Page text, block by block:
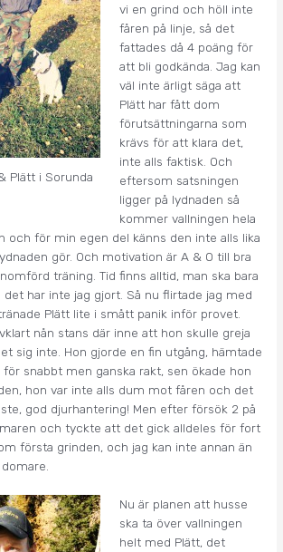
Plätt i Sorunda
vi en grind och höll inte
fåren på linje, så det
fattades då 4 poäng för
att bli godkända. Jag kan
väl inte ärligt säga att
Plätt har fått dom
förutsättningarna som
krävs för att klara det,
inte alls faktisk. Och
eftersom satsningen
ligger på lydnaden så
kommer vallningen hela
och för min egen del känns den inte alls lika
gör. Och motivation är A & O till bra
träning. Tid finns alltid, man ska bara
det har inte jag gjort. Så nu flirtade jag med
Plätt lite i smått panik inför provet.
nån stans där inne att hon skulle greja
sig inte. Hon gjorde en fin utgång, hämtade
snabbt men ganska rakt, sen ökade hon
hon var inte alls dum mot fåren och det
god djurhantering! Men efter försök 2 på
och tyckte att det gick alldeles för fort
första grinden, och jag kan inte annan än
Nu är planen att husse
ska ta över vallningen
helt med Plätt, det